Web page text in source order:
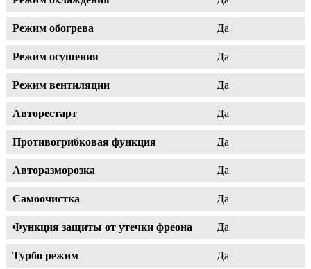
Режим обогрева Да
Режим осушения Да
Режим вентиляции Да
Авторестарт Да
Противогрибковая функция Да
Авторазморозка Да
Самоочистка Да
Функция защиты от утечки фреона Да
Турбо режим Да